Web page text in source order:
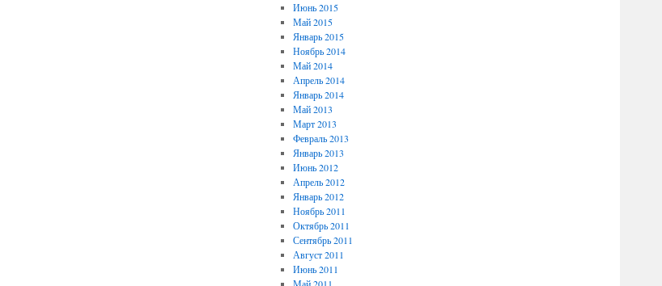
Июнь 2015
Май 2015
Январь 2015
Ноябрь 2014
Май 2014
Апрель 2014
Январь 2014
Май 2013
Март 2013
Февраль 2013
Январь 2013
Июнь 2012
Апрель 2012
Январь 2012
Ноябрь 2011
Октябрь 2011
Сентябрь 2011
Август 2011
Июнь 2011